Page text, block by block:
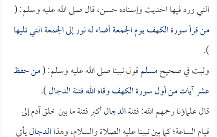
التي ورد فيها الحديث وإسناده حسن، قال صلى الله عليه وسلم: (
من قرأ سورة الكهف يوم الجمعة أضاء له نور إلى الجمعة التي تليها
).
وثبت في صحيحمسلمقول نبينا صلى الله عليه وسلم: (من حفظ
عشر آيات من أول سورة الكهف وقاه الله فتنةالدجال).
قال علماؤنا رحمهم الله: فتنةالدجالأكبر فتنة ما بين خلق آدم إلى
قيام الساعة؛ كما بين نبينا عليه الصلاة والسلام، وهذاالدجاليأتي